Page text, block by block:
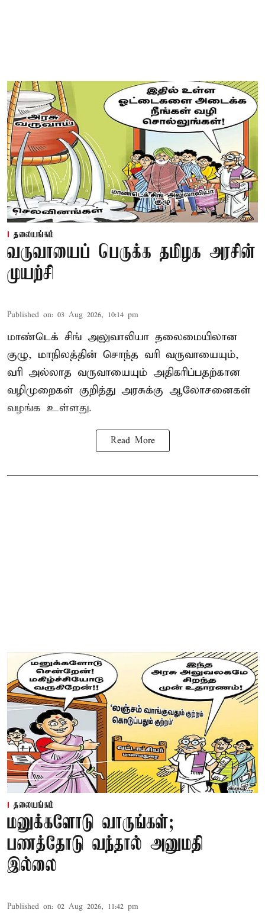
தலையங்கம்
வருவாயைப் பெருக்க தமிழக அரசின்
முயற்சி
Published on: 03 Aug 2026, 10:14 pm
மாண்டெக் சிங் அலுவாலியா தலைமையிலான
குழு, மாநிலத்தின் சொந்த வரி வருவாயையும்,
வரி அல்லாத வருவாயையும் அதிகரிப்பதற்கான
வழிமுறைகள் குறித்து அரசுக்கு ஆலோசனைகள்
வழங்க உள்ளது.
Read More
தலையங்கம்
மனுக்களோடு வாருங்கள்;
பணத்தோடு வந்தால் அனுமதி
இல்லை
Published on: 02 Aug 2026, 11:42 pm